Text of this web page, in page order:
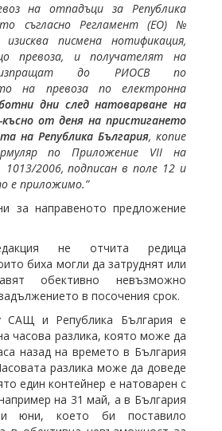
на отпадъци за Република
съгласно Регламент (ЕО) №
писмена нотификация,
превоза, и получателят на
изпращат до РИОСВ по
на превоза по електронна
дни след натоварване на
късно от деня на пристигането
на Република България, копие
по Приложение VII на
2006, подписан в поле 12 и
е приложимо.”
за направеното предложение
не отчита редица
биха могли да затруднят или
обективно невъзможно
в посочения срок.
САЩ и Република България е
часова разлика, която може да
назад на времето в България
разлика може да доведе
един контейнер е натоварен с
на 31 май, а в България
юни, което би поставило